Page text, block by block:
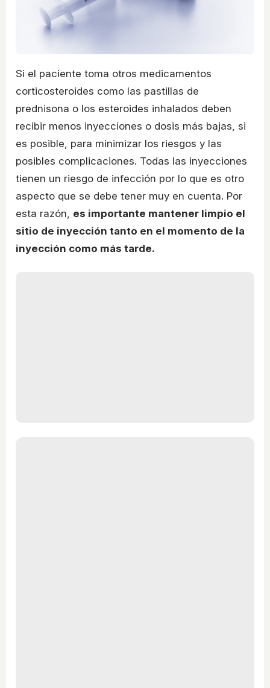
Si el paciente toma otros medicamentos
corticosteroides como las pastillas de
prednisona o los esteroides inhalados deben
recibir menos inyecciones o dosis más bajas, si
es posible, para minimizar los riesgos y las
posibles complicaciones. Todas las inyecciones
tienen un riesgo de infección por lo que es otro
aspecto que se debe tener muy en cuenta. Por
esta razón, es importante mantener limpio el
sitio de inyección tanto en el momento de la
inyección como más tarde.